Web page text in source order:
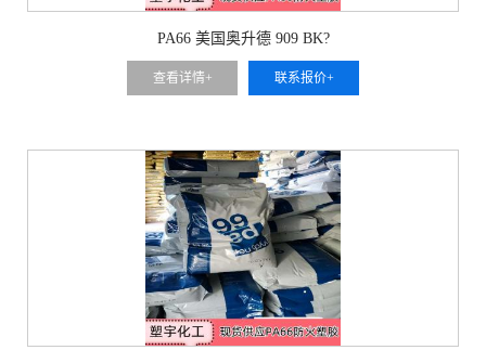
PA66 美国奥升德 909 BK?
查看详情+ 联系报价+